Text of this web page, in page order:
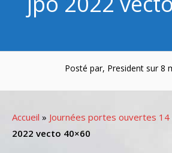
Posté par, President sur 8
Accueil » Journées portes ouvertes
2022 vecto 40×60